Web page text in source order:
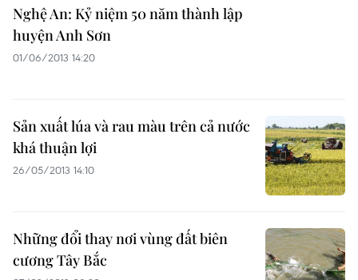
Nghệ An: Kỷ niệm 50 năm thành lập
huyện Anh Sơn
01/06/2013 14:20
Sản xuất lúa và rau màu trên cả nước
khá thuận lợi
26/05/2013 14:10
Những đổi thay nơi vùng đất biên
cương Tây Bắc